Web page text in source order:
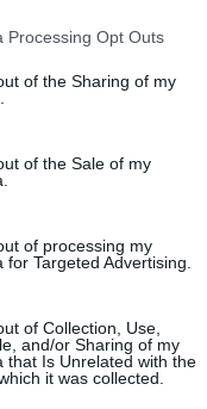
Processing Opt Outs
of the Sharing of my
of the Sale of my
of processing my
for Targeted Advertising.
of Collection, Use,
and/or Sharing of my
that Is Unrelated with the
it was collected.
Aquí puedes
con las últimas noticias
Imprimir